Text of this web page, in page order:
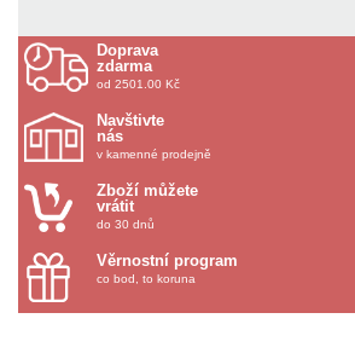
Doprava
zdarma
od 2501.00 Kč
Navštivte
nás
v kamenné prodejně
Zboží můžete
vrátit
do 30 dnů
Věrnostní program
co bod, to koruna